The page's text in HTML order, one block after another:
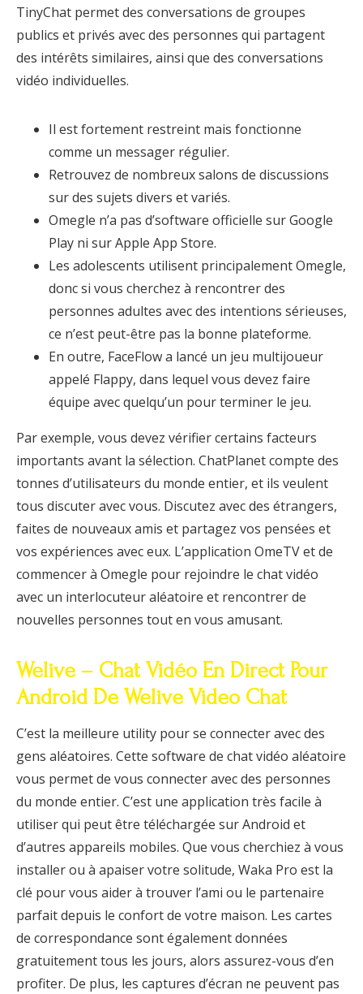
TinyChat permet des conversations de groupes
publics et privés avec des personnes qui partagent
des intérêts similaires, ainsi que des conversations
vidéo individuelles.
Il est fortement restreint mais fonctionne
comme un messager régulier.
Retrouvez de nombreux salons de discussions
sur des sujets divers et variés.
Omegle n’a pas d’software officielle sur Google
Play ni sur Apple App Store.
Les adolescents utilisent principalement Omegle,
donc si vous cherchez à rencontrer des
personnes adultes avec des intentions sérieuses,
ce n’est peut-être pas la bonne plateforme.
En outre, FaceFlow a lancé un jeu multijoueur
appelé Flappy, dans lequel vous devez faire
équipe avec quelqu’un pour terminer le jeu.
Par exemple, vous devez vérifier certains facteurs
importants avant la sélection. ChatPlanet compte des
tonnes d’utilisateurs du monde entier, et ils veulent
tous discuter avec vous. Discutez avec des étrangers,
faites de nouveaux amis et partagez vos pensées et
vos expériences avec eux. L’application OmeTV et de
commencer à Omegle pour rejoindre le chat vidéo
avec un interlocuteur aléatoire et rencontrer de
nouvelles personnes tout en vous amusant.
Welive – Chat Vidéo En Direct Pour
Android De Welive Video Chat
C’est la meilleure utility pour se connecter avec des
gens aléatoires. Cette software de chat vidéo aléatoire
vous permet de vous connecter avec des personnes
du monde entier. C’est une application très facile à
utiliser qui peut être téléchargée sur Android et
d’autres appareils mobiles. Que vous cherchiez à vous
installer ou à apaiser votre solitude, Waka Pro est la
clé pour vous aider à trouver l’ami ou le partenaire
parfait depuis le confort de votre maison. Les cartes
de correspondance sont également données
gratuitement tous les jours, alors assurez-vous d’en
profiter. De plus, les captures d’écran ne peuvent pas